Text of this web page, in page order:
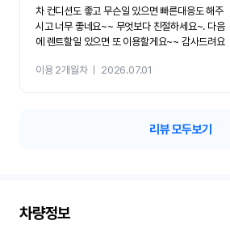
차 컨디션도 좋고 무슨일 있으면 빠른대응도 해주
시고 너무 좋네요~~ 무엇보다 친절하세요~. 다음
에 렌트할일 있으면 또 이용할게요~~ 감사드려요
이용 2개월차ㅣ 2026.07.01
리뷰 모두보기
차량정보